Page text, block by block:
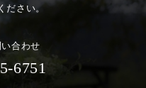
ださい。
合わせ
6751